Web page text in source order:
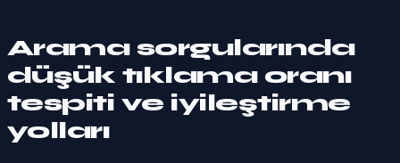
Arama sorgularında
düşük tıklama oranı
tespiti ve iyileştirme
yolları